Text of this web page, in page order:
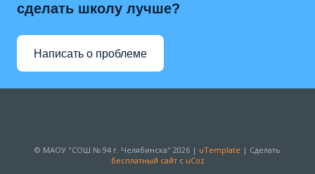
сделать школу лучше?
Написать о проблеме
© МАОУ "СОШ № 94 г. Челябинска" 2026 | uTemplate | Сделать
бесплатный сайтс uCoz